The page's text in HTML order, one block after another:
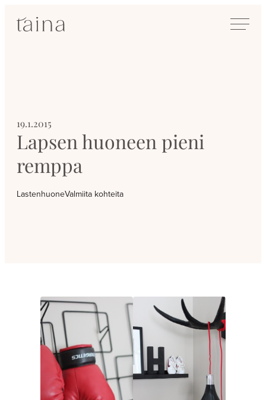
suoraan
SisustusTaina
19.1.2015
Lapsen huoneen pieni
remppa
LastenhuoneValmiita kohteita